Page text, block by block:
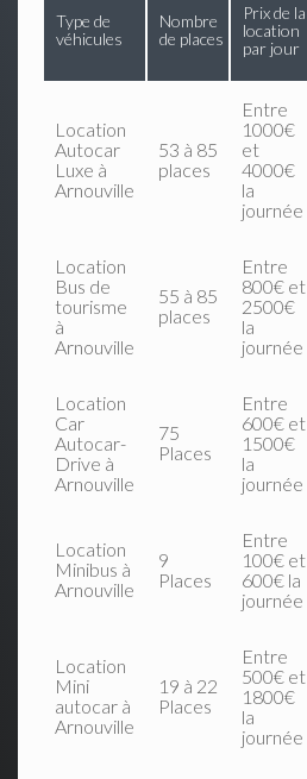
Type de
véhicules
Nombre
de places
Prix de la
location
par jour
Location
Autocar
Luxe à
Arnouville
53 à 85
places
Entre
1000€
et
4000€
la
journée
Location
Bus de
tourisme
à
Arnouville
55 à 85
places
Entre
800€ et
2500€
la
journée
Location
Car
Autocar-
Drive à
Arnouville
75
Places
Entre
600€ et
1500€
la
journée
Location
Minibus à
Arnouville
9
Places
Entre
100€ et
600€ la
journée
Location
Mini
autocar à
Arnouville
19 à 22
Places
Entre
500€ et
1800€
la
journée